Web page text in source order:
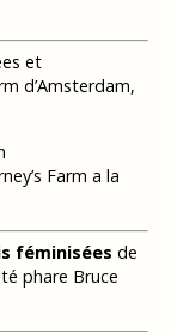
et
d’Amsterdam,
Farm a la
féminisées de
phare Bruce